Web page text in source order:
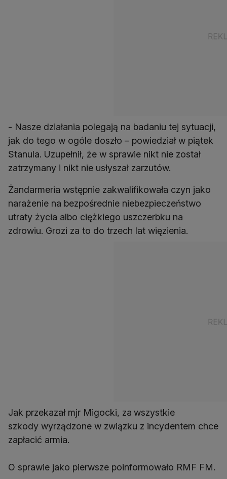
- Nasze działania polegają na badaniu tej sytuacji,
jak do tego w ogóle doszło – powiedział w piątek
Stanula. Uzupełnił, że w sprawie nikt nie został
zatrzymany i nikt nie usłyszał zarzutów.
Żandarmeria wstępnie zakwalifikowała czyn jako
narażenie na bezpośrednie niebezpieczeństwo
utraty życia albo ciężkiego uszczerbku na
zdrowiu. Grozi za to do trzech lat więzienia.
Jak przekazał mjr Migocki, za wszystkie
szkody wyrządzone w związku z incydentem chce
zapłacić armia.
O sprawie jako pierwsze poinformowało RMF FM.